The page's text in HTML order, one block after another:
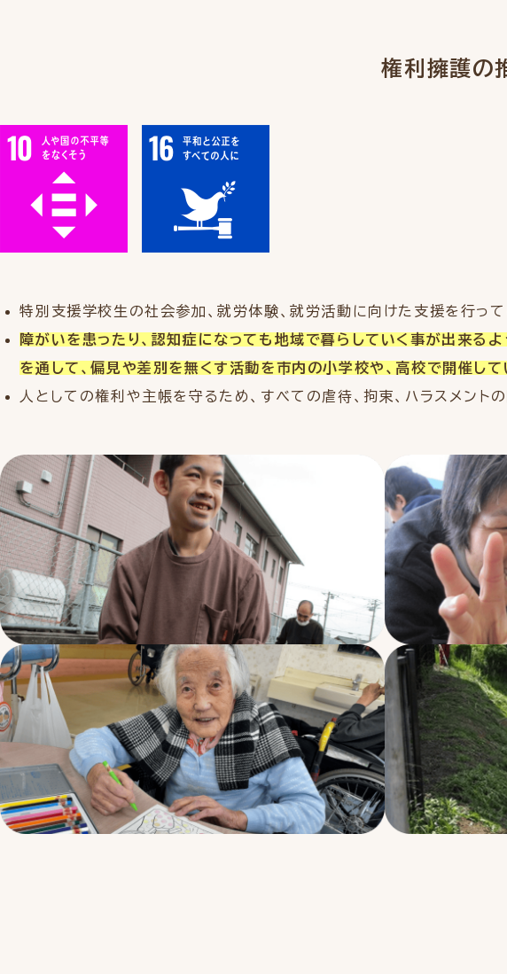
権利擁護の
特別支援学校生の社会参加、就労体験、就労活動に向けた支援を行って
障がいを患ったり、認知症になっても地域で暮らしていく事が出来る
を通して、偏見や差別を無くす活動を市内の小学校や、高校で開催して
人としての権利や主帳を守るため、すべての虐待、拘束、ハラスメント